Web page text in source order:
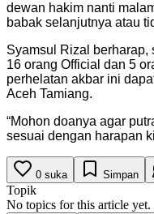
dewan hakim nanti
babak selanjutnya atau
Syamsul Rizal berharap,
16 orang Official dan 5
perhelatan akbar ini
Aceh Tamiang.
“Mohon doanya agar
sesuai dengan harapan
0 suka Simpan
Topik
No topics for this article yet.